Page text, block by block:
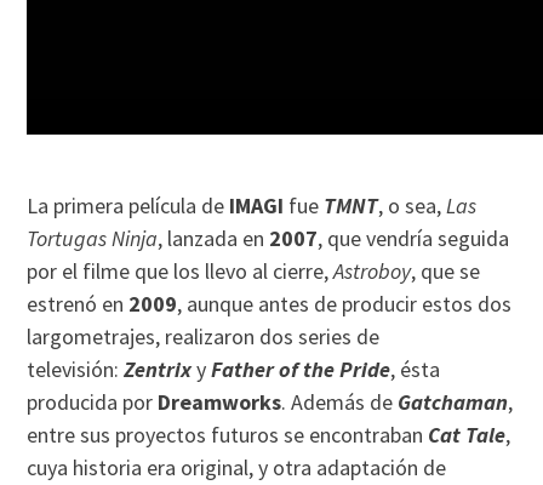
La primera película de IMAGI fue TMNT, o sea,Las
Tortugas Ninja, lanzada en 2007, que vendría seguida
por el filme que los llevo al cierre,Astroboy, que se
estrenó en 2009, aunque antes de producir estos dos
largometrajes, realizaron dos series de
televisión:ZentrixyFather of the Pride, ésta
producida por Dreamworks. Además de Gatchaman,
entre sus proyectos futuros se encontraban Cat Tale,
cuya historia era original, y otra adaptación de